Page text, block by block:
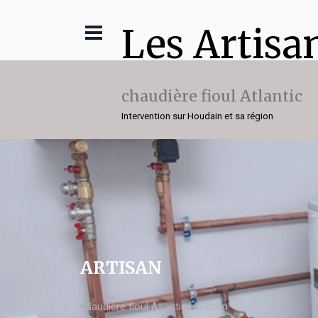
Les
chaudière fioul Atlantic
Intervention sur Houdain et sa région
ARTISAN
chaudière fioul Atlantic Houdain